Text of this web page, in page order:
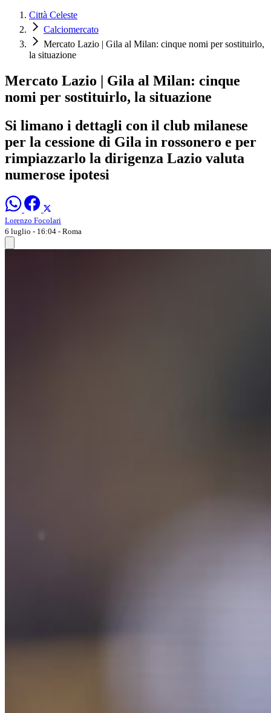
Città Celeste
Calciomercato
Mercato Lazio | Gila al Milan: cinque nomi per sostituirlo,
la situazione
Mercato Lazio | Gila al Milan: cinque
nomi per sostituirlo, la situazione
Si limano i dettagli con il club milanese
per la cessione di Gila in rossonero e per
rimpiazzarlo la dirigenza Lazio valuta
numerose ipotesi
Lorenzo Focolari
6 luglio - 16:04 - Roma